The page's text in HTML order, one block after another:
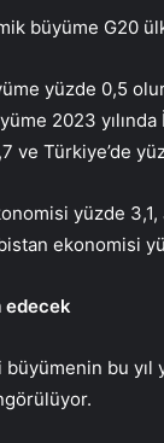
büyüme G20
yüzde 0,5
2023
ve Türkiye’de
yüzde
ekonomisi
edecek
bu yıl